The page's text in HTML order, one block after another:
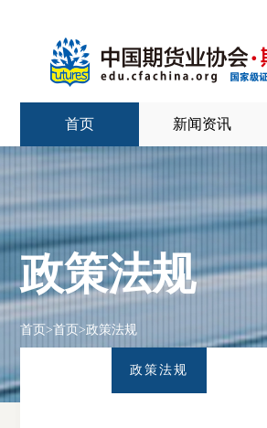
首页 新闻资讯
政策法规
首页>首页>政策法规
政策法规